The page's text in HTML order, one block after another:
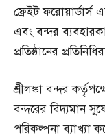
ফ্রেইট ফরোয়ার্ডার্স
এবং বন্দর
প্রতিষ্ঠানের
শ্রীলঙ্কা বন্দর
বন্দরের বিদ্যমান
পরিকল্পনা ব্যাখ্যা